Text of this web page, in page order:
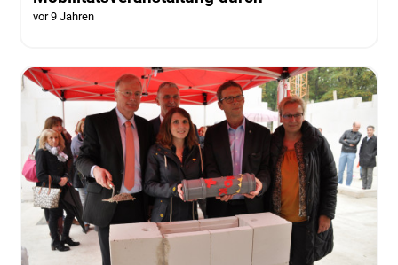
vor 9 Jahren